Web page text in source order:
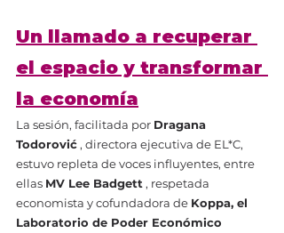
Un llamado a recuperar
el espacio y transformar
la economía
La sesión, facilitada por Dragana
Todorović , directora ejecutiva de EL*C,
estuvo repleta de voces influyentes, entre
ellas MV Lee Badgett , respetada
economista y cofundadora de Koppa, el
Laboratorio de Poder Económico